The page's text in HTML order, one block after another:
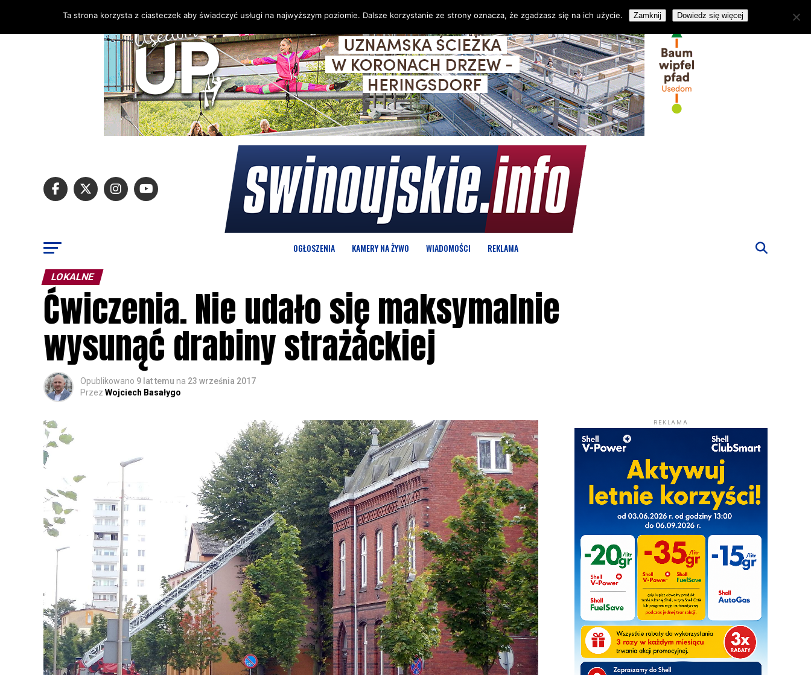
OGŁOSZENIA KAMERY NA ŻYWO WIADOMOŚCI REKLAMA
LOKALNE
Ćwiczenia. Nie udało się maksymalnie
wysunąć drabiny strażackiej
Opublikowano 9 lat temu na 23 września 2017
Przez Wojciech Basałygo
REKLAMA
Ta strona korzysta z ciasteczek aby świadczyć usługi na najwyższym poziomie. Dalsze korzystanie ze strony oznacza, że zgadzasz się na ich użycie. Zamknij Dowiedz się więcej